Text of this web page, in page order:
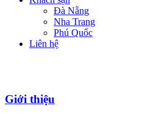
Đà Nẵng
Nha Trang
Phú Quốc
Liên hệ
Giới thiệu